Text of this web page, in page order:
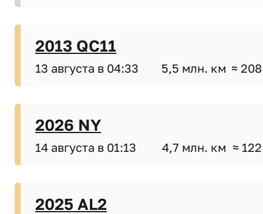
2013 QC11
13 августа в 04:33 5,5 млн. км ≈
2026 NY
14 августа в 01:13 4,7 млн. км ≈
2025 AL2